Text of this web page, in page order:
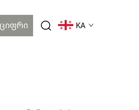
KA